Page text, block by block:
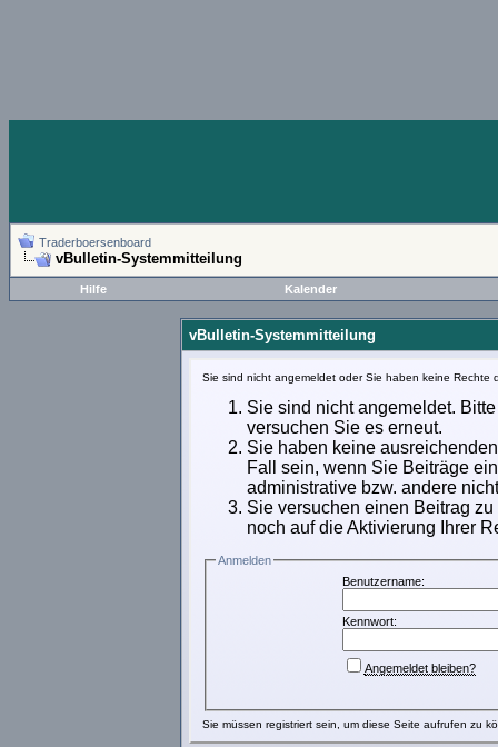
Traderboersenboard
vBulletin-Systemmitteilung
Hilfe Kalender
vBulletin-Systemmitteilung
Sie sind nicht angemeldet oder Sie haben keine
Sie sind nicht angemeldet.
versuchen Sie es erneut.
Sie haben keine
Fall sein, wenn Sie Beiträge
administrative bzw. andere
Sie versuchen einen Beitrag
noch auf die Aktivierung Ihrer
Anmelden
Benutzername:
Kennwort:
Angemeldet bleiben?
Sie müssen registriert sein, um diese Seite aufrufen zu